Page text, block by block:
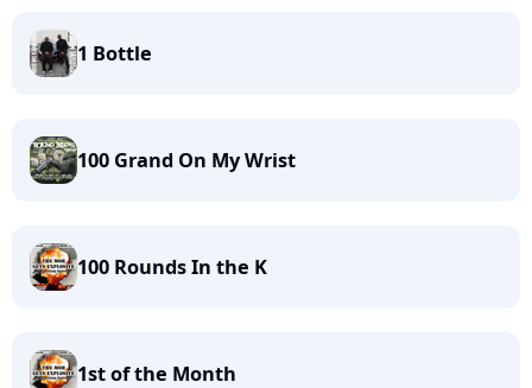
1 Bottle
100 Grand On My Wrist
100 Rounds In the K
1st of the Month